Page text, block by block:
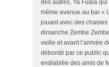
des autres, Ya Fuala
même avenue au bar «
jouant avec des chaises
dimanche Zembe
veille et avant l’arrivée
débordé par ce public
endiablée des amis de